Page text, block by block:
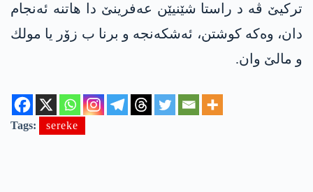
تركیێ ڤه‌ د راستا شێنیێن عه‌فرینێ دا هاتنه‌ ئه‌نجام
دان، وه‌كه‌ كوشتن، ئه‌شكه‌نجه‌ و برنا ب زۆر یا مولك
و مالێ وان.
Tags: sereke